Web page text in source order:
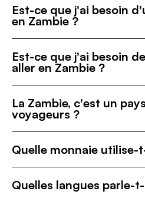
Est-ce que j'ai besoin
en Zambie ?
Est-ce que j'ai besoin
aller en Zambie ?
La Zambie, c'est un
voyageurs ?
Quelle monnaie utilise-
Quelles langues parle-